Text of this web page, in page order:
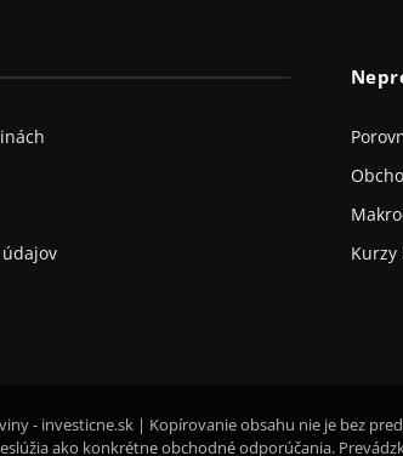
- investicne.sk | Kopírovanie obsahu nie je bez
ako konkrétne obchodné odporúčania.